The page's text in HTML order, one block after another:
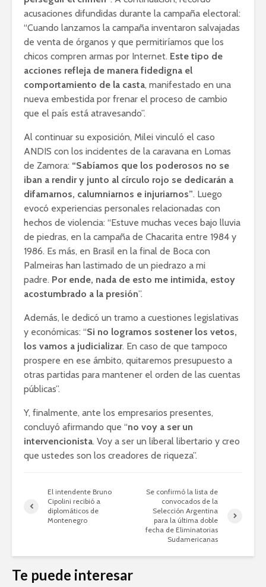
acusaciones difundidas durante la campaña electoral:
“Cuando lanzamos la campaña inventaron salvajadas
de venta de órganos y que permitiríamos que los
chicos compren armas por Internet. Este tipo de
acciones refleja de manera fidedigna el
comportamiento de la casta, manifestado en una
nueva embestida por frenar el proceso de cambio
que el país está atravesando”.
Al continuar su exposición, Milei vinculó el caso
ANDIS con los incidentes de la caravana en Lomas
de Zamora: “Sabíamos que los poderosos no se
iban a rendir y junto al círculo rojo se dedicarán a
difamarnos, calumniarnos e injuriarnos”. Luego
evocó experiencias personales relacionadas con
hechos de violencia: “Estuve muchas veces bajo lluvia
de piedras, en la campaña de Chacarita entre 1984 y
1986. Es más, en Brasil en la final de Boca con
Palmeiras han lastimado de un piedrazo a mi
padre. Por ende, nada de esto me intimida, estoy
acostumbrado a la presión”.
Además, le dedicó un tramo a cuestiones legislativas
y económicas: “Si no logramos sostener los vetos,
los vamos a judicializar. En caso de que tampoco
prospere en ese ámbito, quitaremos presupuesto a
otras partidas para mantener el orden de las cuentas
públicas”.
Y, finalmente, ante los empresarios presentes,
concluyó afirmando que “no voy a ser un
intervencionista. Voy a ser un liberal libertario y creo
que ustedes son los creadores de riqueza”.
El intendente Bruno
Cipolini recibió a
diplomáticos de
Montenegro
Se confirmó la lista de
convocados de la
Selección Argentina
para la última doble
fecha de Eliminatorias
Sudamericanas
Te puede interesar